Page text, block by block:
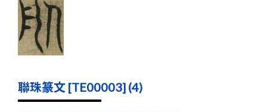
聯珠篆文 [TE00003] (4)